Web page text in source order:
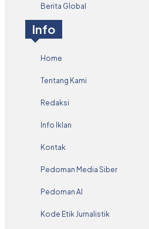
Berita Global
Info
Home
Tentang Kami
Redaksi
Info Iklan
Kontak
Pedoman Media Siber
Pedoman AI
Kode Etik Jurnalistik